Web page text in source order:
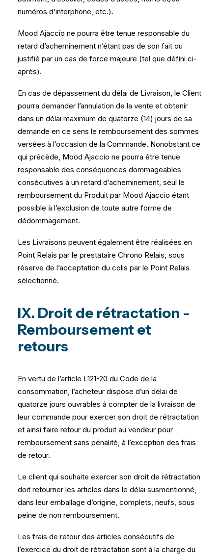
numéros d’interphone, etc.).
Mood Ajaccio ne pourra être tenue responsable du
retard d’acheminement n’étant pas de son fait ou
justifié par un cas de force majeure (tel que défini ci-
après).
En cas de dépassement du délai de Livraison, le Client
pourra demander l’annulation de la vente et obtenir
dans un délai maximum de quatorze (14) jours de sa
demande en ce sens le remboursement des sommes
versées à l’occasion de la Commande. Nonobstant ce
qui précède, Mood Ajaccio ne pourra être tenue
responsable des conséquences dommageables
consécutives à un retard d’acheminement, seul le
remboursement du Produit par Mood Ajaccio étant
possible à l’exclusion de toute autre forme de
dédommagement.
Les Livraisons peuvent également être réalisées en
Point Relais par le prestataire Chrono Relais, sous
réserve de l’acceptation du colis par le Point Relais
sélectionné.
IX. Droit de rétractation -
Remboursement et
retours
En vertu de l’article L121-20 du Code de la
consommation, l’acheteur dispose d’un délai de
quatorze jours ouvrables à compter de la livraison de
leur commande pour exercer son droit de rétractation
et ainsi faire retour du produit au vendeur pour
remboursement sans pénalité, à l’exception des frais
de retour.
Le client qui souhaite exercer son droit de rétractation
doit retourner les articles dans le délai susmentionné,
dans leur emballage d’origine, complets, neufs, sous
peine de non remboursement.
Les frais de retour des articles consécutifs de
l’exercice du droit de rétractation sont à la charge du